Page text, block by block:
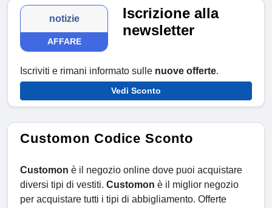
notizie
AFFARE
Iscrizione alla
newsletter
Iscriviti e rimani informato sulle nuove offerte.
Vedi Sconto
Customon Codice Sconto
Customon è il negozio online dove puoi acquistare
diversi tipi di vestiti. Customon è il miglior negozio
per acquistare tutti i tipi di abbigliamento. Offerte